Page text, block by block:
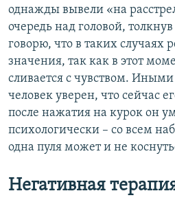
однажды вывели «на
очередь над головой,
говорю, что в таких случаях
значения, так как в этот
сливается с чувством.
человек уверен, что сейчас
после нажатия на курок он
психологически – со всем
одна пуля может и не
Негативная